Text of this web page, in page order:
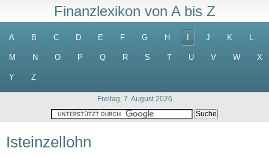
Finanzlexikon von A bis Z
A B C D E F G H J K L
M N O P Q R S T U V W X
Y Z
Freitag, 7. August 2026
Isteinzellohn